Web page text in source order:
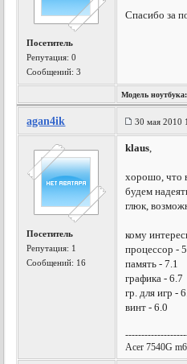
Посетитель
Репутация:0
Сообщений: 3
Спасибо за
Модель ноутбука:
agan4ik 30 мая 2010
Посетитель
Репутация: 1
Сообщений: 16
klaus,
хорошо, что
будем
глюк,
кому
процессор -
память - 7.1
графика - 6.7
гр. для игр -
винт - 6.0
Acer 7540G